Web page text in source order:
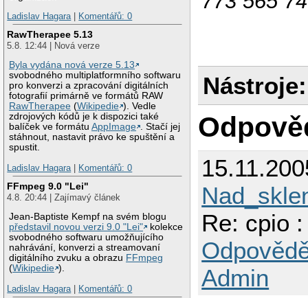
Ladislav Hagara| Komentářů: 0
RawTherapee 5.13
5.8. 12:44 | Nová verze
Byla vydána nová verze 5.13
svobodného multiplatformního softwaru
pro konverzi a zpracování digitálních
fotografií primárně ve formátů RAW
RawTherapee (Wikipedie ). Vedle
zdrojových kódů je k dispozici také
balíček ve formátuAppImage . Stačí jej
stáhnout, nastavit právo ke spuštění a
spustit.
Ladislav Hagara| Komentářů: 0
FFmpeg 9.0 "Lei"
4.8. 20:44 | Zajímavý článek
Jean-Baptiste Kempf na svém blogu
představil novou verzi 9.0 "Lei"
kolekce
svobodného softwaru umožňujícího
nahrávání, konverzi a streamovaní
digitálního zvuku a obrazu FFmpeg
(Wikipedie ).
Ladislav Hagara| Komentářů: 0
Nástroje:
Re: cpio
Admin